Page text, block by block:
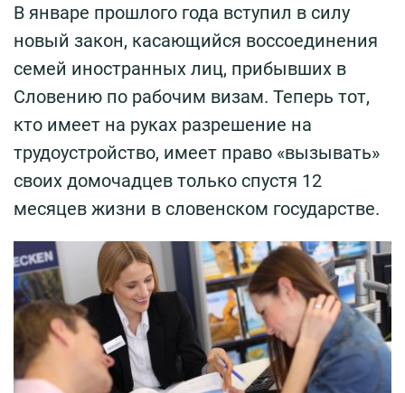
В январе прошлого года вступил в силу
новый закон, касающийся воссоединения
семей иностранных лиц, прибывших в
Словению по рабочим визам. Теперь тот,
кто имеет на руках разрешение на
трудоустройство, имеет право «вызывать»
своих домочадцев только спустя 12
месяцев жизни в словенском государстве.